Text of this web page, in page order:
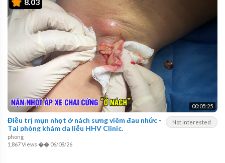
00:05:25
Not interested
Điều trị mụn nhọt ở nách sưng viêm đau nhức -
Tại phòng khám da liễu HHV Clinic.
phong
1,867 Views �� 06/08/26